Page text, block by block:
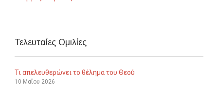
Τελευταίες Ομιλίες
Τι απελευθερώνει το θέλημα του Θεού
10 Μαΐου 2026